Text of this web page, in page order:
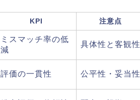
KPI 注意点
ミスマッチ率の低
減
具体性と客観性
評価の一貫性 公平性・妥当性